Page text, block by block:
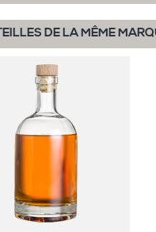
DE LA MÊME